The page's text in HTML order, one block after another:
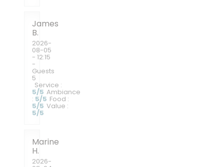
James
B
2026-
08-05
- 12:15
-
Guests
5
Service :
5/5 Ambiance
: 5/5 Food :
5/5 Value :
5/5
Marine
H
2026-